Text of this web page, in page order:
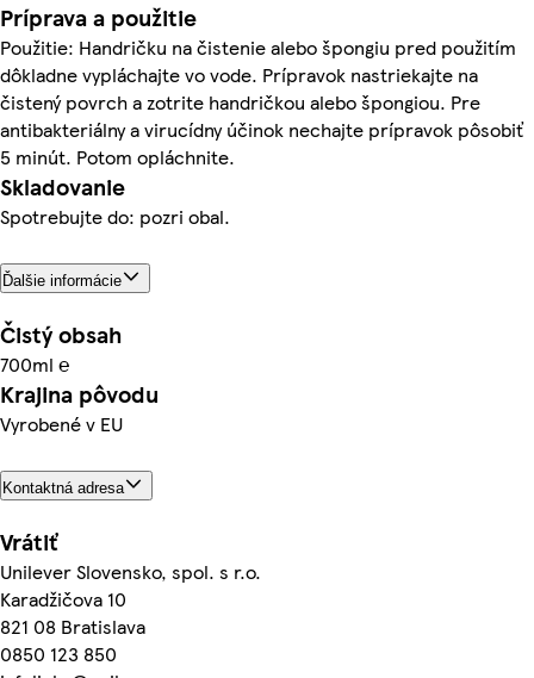
Príprava a použitie
Použitie: Handričku na čistenie alebo špongiu pred použitím
dôkladne vypláchajte vo vode. Prípravok nastriekajte na
čistený povrch a zotrite handričkou alebo špongiou. Pre
antibakteriálny a virucídny účinok nechajte prípravok pôsobiť
5 minút. Potom opláchnite.
Skladovanie
Spotrebujte do: pozri obal.
Ďalšie informácie
Čistý obsah
700ml ℮
Krajina pôvodu
Vyrobené v EU
Kontaktná adresa
Vrátiť
Unilever Slovensko, spol. s r.o.
Karadžičova 10
821 08 Bratislava
0850 123 850